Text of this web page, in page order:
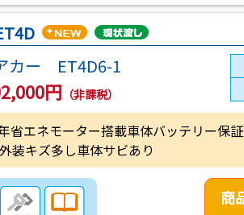
カー ET4D6-1
円 （非課税）
省エネモーター搭載車体バッテリー保
装キズ多し車体サビあり
商